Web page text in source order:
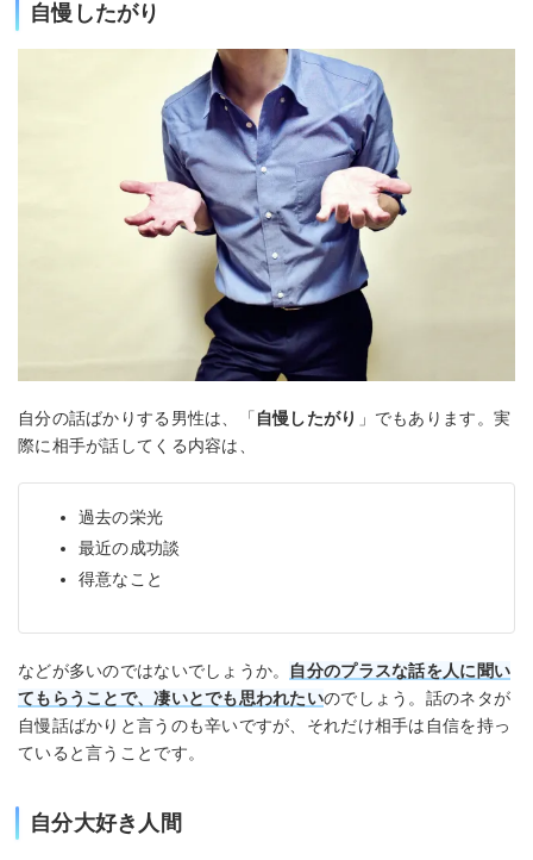
自慢したがり
自分の話ばかりする男性は、「 自慢したがり 」でもあります。実
際に相手が話してくる内容は、
過去の栄光
最近の成功談
得意なこと
などが多いのではないでしょうか。 自分のプラスな話を人に聞い
てもらうことで、凄いとでも思われたいのでしょう。話のネタが
自慢話ばかりと言うのも辛いですが、それだけ相手は自信を持っ
ていると言うことです。
自分大好き人間